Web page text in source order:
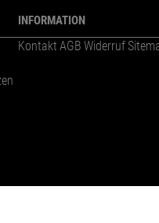
INFORMATION
Kontakt AGB Widerruf